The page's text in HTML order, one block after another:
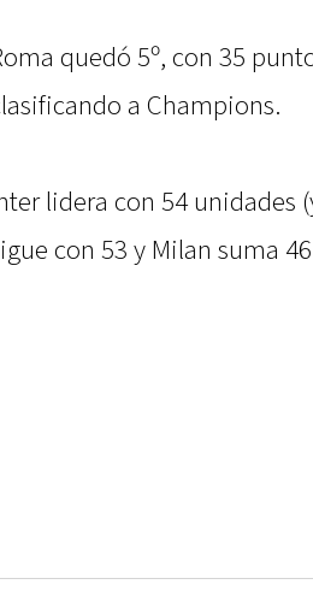
quedó 5º, con 35
a Champions.
lidera con 54 unidades
con 53 y Milan suma